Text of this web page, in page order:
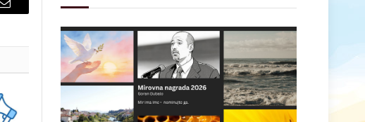
Email